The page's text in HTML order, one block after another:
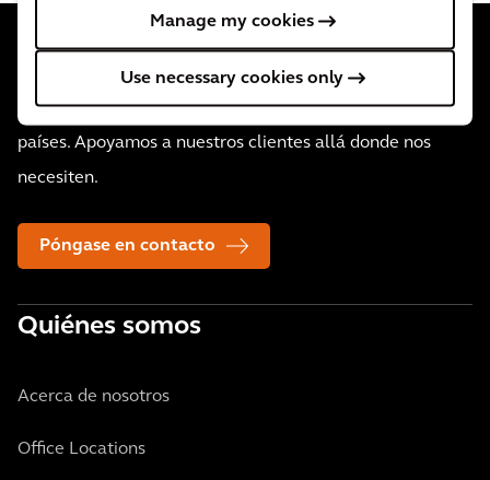
Manage my cookies
Use necessary cookies only
Contamos con 34.000 personas activas en más de 30
países. Apoyamos a nuestros clientes allá donde nos
necesiten.
Póngase en contacto
Quiénes somos
Acerca de nosotros
Office Locations